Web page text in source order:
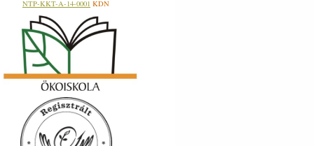
NTP-KKT-A-14-0001 KDN